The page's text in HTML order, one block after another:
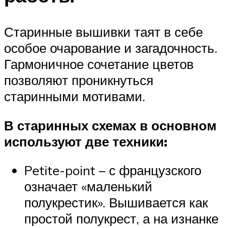
Старинные вышивки таят в себе
особое очарование и загадочность.
Гармоничное сочетание цветов
позволяют проникнуться
старинными мотивами.
В старинных схемах в основном
используют две техники:
Petite-point – с французского
означает «маленький
полукрестик». Вышивается как
простой полукрест, а на изнанке